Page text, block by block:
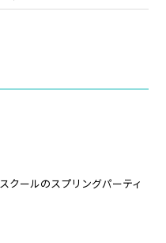
クールのスプリングパーティ